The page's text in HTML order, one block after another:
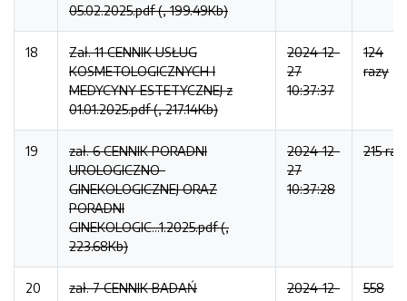
05.02.2025.pdf (, 199.49Kb)
18
Zał. 11 CENNIK USŁUG
KOSMETOLOGICZNYCH I
MEDYCYNY ESTETYCZNEJ z
01.01.2025.pdf (, 217.14Kb)
2024-12-
27
10:37:37
124
razy
19
zał. 6 CENNIK PORADNI
UROLOGICZNO-
GINEKOLOGICZNEJ ORAZ
PORADNI
GINEKOLOGIC...1.2025.pdf (,
223.68Kb)
2024-12-
27
10:37:28
215
20
zał. 7 CENNIK BADAŃ
2024-12-
558